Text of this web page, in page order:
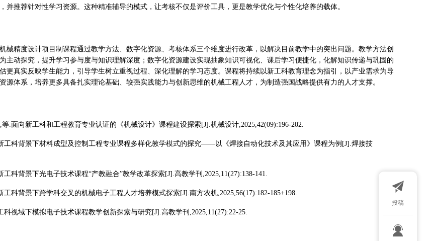
并推荐针对性学习资源。这种精准辅导的模式，让考核不仅是评价工具，更是教学优化与个性化培养的载体。
械精度设计项目制课程通过教学方法、数字化资源、考核体系三个维度进行改革，以解决目前教学中的突出问题。教学方法创
主动探究，提升学习参与度与知识理解深度；数字化资源建设实现抽象知识可视化、课后学习便捷化，化解知识传递与巩固的
更真实反映学生能力，引导学生树立重视过程、深化理解的学习态度。课程将持续以新工科教育理念为指引，以产业需求为导
源体系，培养更多具备扎实理论基础、较强实践能力与创新思维的机械工程人才，为制造强国战略提供有力的人才支撑。
.面向新工科和工程教育专业认证的《机械设计》课程建设探索[J].机械设计,2025,42(09):196-202.
工科背景下材料成型及控制工程专业课程多样化教学模式的探究——以《焊接自动化技术及其应用》课程为例[J].焊接技
科背景下光电子技术课程“产教融合”教学改革探索[J].高教学刊,2025,11(27):138-141.
科背景下跨学科交叉的机械电子工程人才培养模式探索[J].南方农机,2025,56(17):182-185+198.
视域下模拟电子技术课程教学创新探索与研究[J].高教学刊,2025,11(27):22-25.
投稿